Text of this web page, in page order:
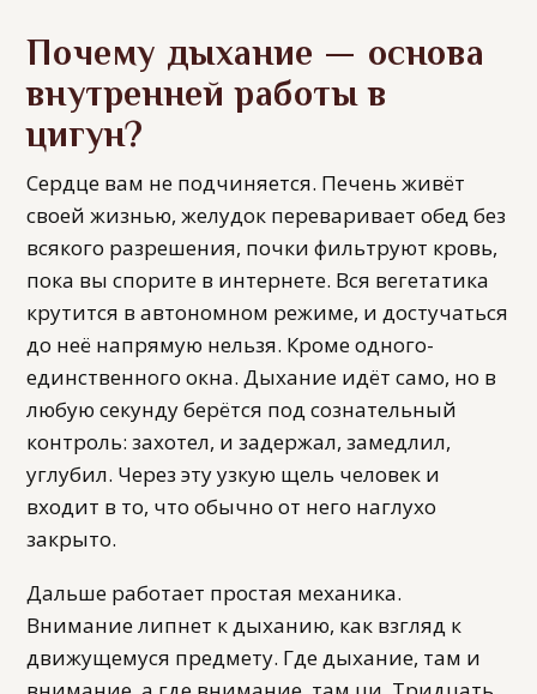
Почему дыхание — основа
внутренней работы в
цигун?
Сердце вам не подчиняется. Печень живёт
своей жизнью, желудок переваривает обед без
всякого разрешения, почки фильтруют кровь,
пока вы спорите в интернете. Вся вегетатика
крутится в автономном режиме, и достучаться
до неё напрямую нельзя. Кроме одного-
единственного окна. Дыхание идёт само, но в
любую секунду берётся под сознательный
контроль: захотел, и задержал, замедлил,
углубил. Через эту узкую щель человек и
входит в то, что обычно от него наглухо
закрыто.
Дальше работает простая механика.
Внимание липнет к дыханию, как взгляд к
движущемуся предмету. Где дыхание, там и